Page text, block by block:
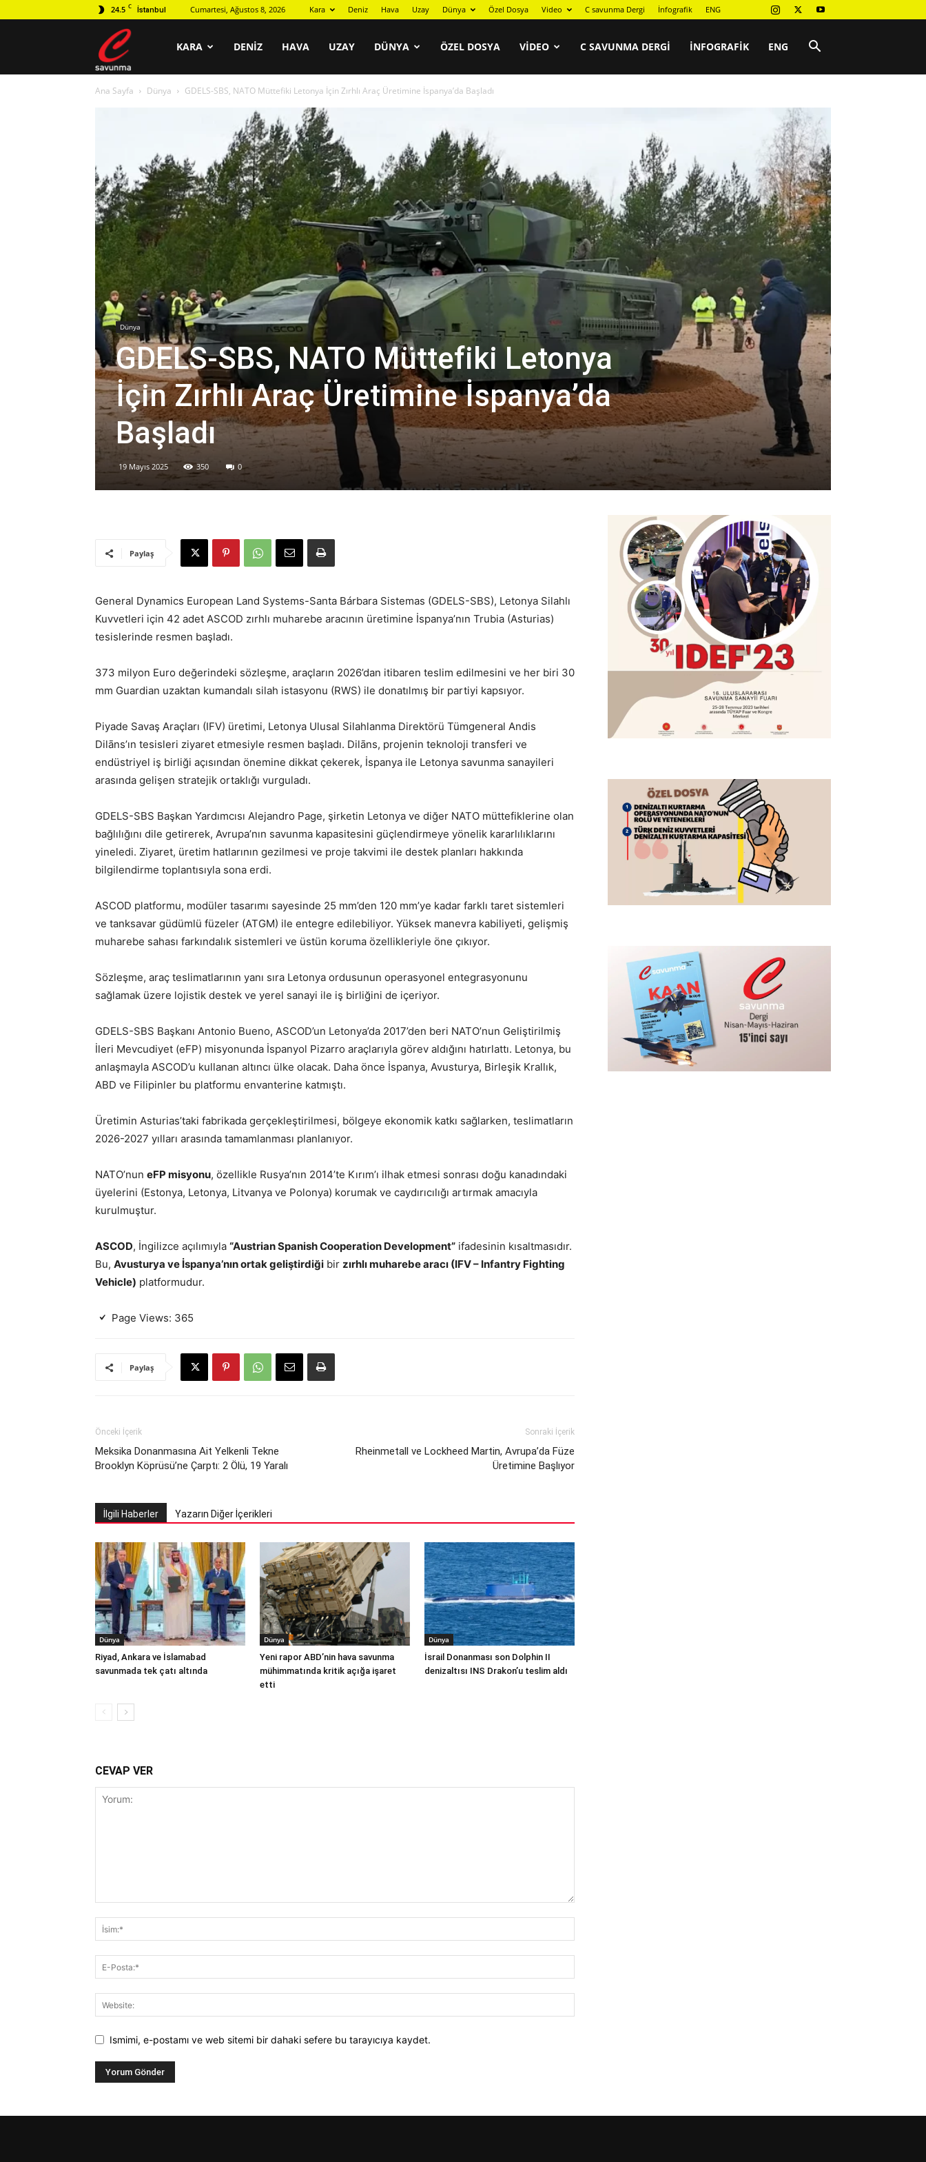
24.5 C İstanbul Cumartesi, Ağustos 8, 2026 Kara Deniz Hava Uzay Dünya Özel Dosya Video C savunma Dergi İnfografik ENG
KARA DENIZ HAVA UZAY DÜNYA ÖZEL DOSYA VIDEO C SAVUNMA DERGI İNFOGRAFIK ENG
Ana Sayfa Dünya GDELS-SBS, NATO Müttefiki Letonya İçin Zırhlı Araç Üretimine İspanya’da Başladı
Dünya
GDELS-SBS, NATO Müttefiki Letonya
İçin Zırhlı Araç Üretimine İspanya’da
Başladı
19 Mayıs 2025 350 0
Paylaş
General Dynamics European Land Systems-Santa Bárbara Sistemas (GDELS-SBS), Letonya Silahlı
Kuvvetleri için 42 adet ASCOD zırhlı muharebe aracının üretimine İspanya’nın Trubia (Asturias)
tesislerinde resmen başladı.
373 milyon Euro değerindeki sözleşme, araçların 2026’dan itibaren teslim edilmesini ve her biri 30
mm Guardian uzaktan kumandalı silah istasyonu (RWS) ile donatılmış bir partiyi kapsıyor.
Piyade Savaş Araçları (IFV) üretimi, Letonya Ulusal Silahlanma Direktörü Tümgeneral Andis
Dilāns’ın tesisleri ziyaret etmesiyle resmen başladı. Dilāns, projenin teknoloji transferi ve
endüstriyel iş birliği açısından önemine dikkat çekerek, İspanya ile Letonya savunma sanayileri
arasında gelişen stratejik ortaklığı vurguladı.
GDELS-SBS Başkan Yardımcısı Alejandro Page, şirketin Letonya ve diğer NATO müttefiklerine olan
bağlılığını dile getirerek, Avrupa’nın savunma kapasitesini güçlendirmeye yönelik kararlılıklarını
yineledi. Ziyaret, üretim hatlarının gezilmesi ve proje takvimi ile destek planları hakkında
bilgilendirme toplantısıyla sona erdi.
ASCOD platformu, modüler tasarımı sayesinde 25 mm’den 120 mm’ye kadar farklı taret sistemleri
ve tanksavar güdümlü füzeler (ATGM) ile entegre edilebiliyor. Yüksek manevra kabiliyeti, gelişmiş
muharebe sahası farkındalık sistemleri ve üstün koruma özellikleriyle öne çıkıyor.
Sözleşme, araç teslimatlarının yanı sıra Letonya ordusunun operasyonel entegrasyonunu
sağlamak üzere lojistik destek ve yerel sanayi ile iş birliğini de içeriyor.
GDELS-SBS Başkanı Antonio Bueno, ASCOD’un Letonya’da 2017’den beri NATO’nun Geliştirilmiş
İleri Mevcudiyet (eFP) misyonunda İspanyol Pizarro araçlarıyla görev aldığını hatırlattı. Letonya, bu
anlaşmayla ASCOD’u kullanan altıncı ülke olacak. Daha önce İspanya, Avusturya, Birleşik Krallık,
ABD ve Filipinler bu platformu envanterine katmıştı.
Üretimin Asturias’taki fabrikada gerçekleştirilmesi, bölgeye ekonomik katkı sağlarken, teslimatların
2026-2027 yılları arasında tamamlanması planlanıyor.
NATO’nun eFP misyonu, özellikle Rusya’nın 2014’te Kırım’ı ilhak etmesi sonrası doğu kanadındaki
üyelerini (Estonya, Letonya, Litvanya ve Polonya) korumak ve caydırıcılığı artırmak amacıyla
kurulmuştur.
ASCOD, İngilizce açılımıyla “Austrian Spanish Cooperation Development” ifadesinin kısaltmasıdır.
Bu, Avusturya ve İspanya’nın ortak geliştirdiği bir zırhlı muharebe aracı (IFV – Infantry Fighting
Vehicle) platformudur.
Page Views: 365
Paylaş
Önceki İçerik
Meksika Donanmasına Ait Yelkenli Tekne
Brooklyn Köprüsü’ne Çarptı: 2 Ölü, 19 Yaralı
Sonraki İçerik
Rheinmetall ve Lockheed Martin, Avrupa’da Füze
Üretimine Başlıyor
İlgili Haberler Yazarın Diğer İçerikleri
Dünya
Riyad, Ankara ve İslamabad
savunmada tek çatı altında
Dünya
Yeni rapor ABD’nin hava savunma
mühimmatında kritik açığa işaret
etti
Dünya
İsrail Donanması son Dolphin II
denizaltısı INS Drakon’u teslim aldı
CEVAP VER
Ismimi, e-postamı ve web sitemi bir dahaki sefere bu tarayıcıya kaydet.